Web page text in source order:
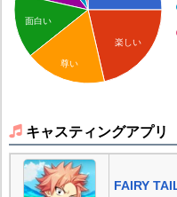
楽しい
面白い
尊い
キャスティングアプリ
FAIRY